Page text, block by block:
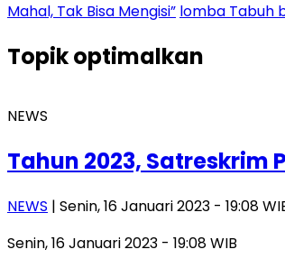
Mahal, Tak Bisa Mengisi” lomba Tabuh
Topikoptimalkan
NEWS
Tahun 2023, Satreskrim
NEWS | Senin, 16 Januari 2023 - 19:08
Senin, 16 Januari 2023 - 19:08 WIB